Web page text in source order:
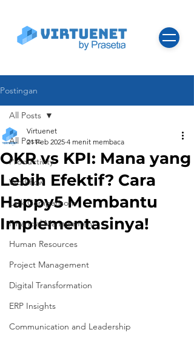
Postingan
All Posts
Productivity
Workflow
Lark Comparisons
Financial Management
Human Resources
Project Management
Digital Transformation
ERP Insights
Communication and Leadership
All Posts
OKR vs KPI: Mana yang
Lebih Efektif? Cara
Happy5 Membantu
Implementasinya!
Virtuenet
21 Feb 2025 4 menit membaca